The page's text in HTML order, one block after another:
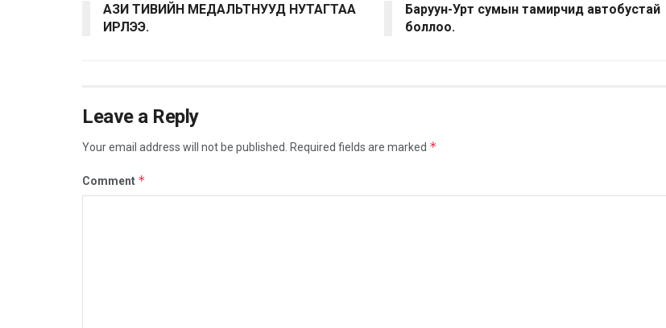
АЗИ ТИВИЙН МЕДАЛЬТНУУД НУТАГТАА
ИРЛЭЭ.
Баруун-Урт сумын тамирчид автобустай
боллоо.
Leave a Reply
Your email address will not be published. Required fields are marked *
Comment *